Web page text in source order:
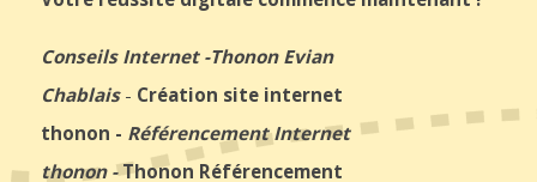
Conseils Internet-Thonon Evian
Chablais- Création site internet
thonon - Référencement Internet
thonon-Thonon Référencement